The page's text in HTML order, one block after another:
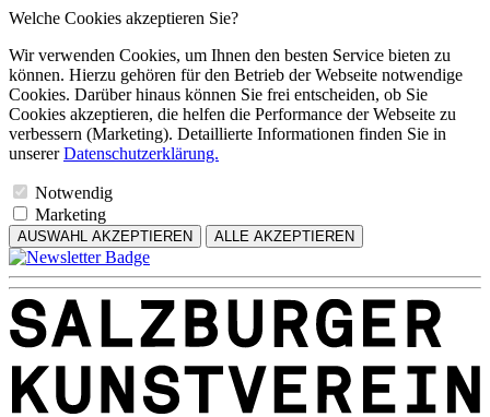
Welche Cookies akzeptieren Sie?
Wir verwenden Cookies, um Ihnen den besten Service bieten zu
können. Hierzu gehören für den Betrieb der Webseite notwendige
Cookies. Darüber hinaus können Sie frei entscheiden, ob Sie
Cookies akzeptieren, die helfen die Performance der Webseite zu
verbessern (Marketing). Detaillierte Informationen finden Sie in
unsererDatenschutzerklärung.
Notwendig
Marketing
AUSWAHL AKZEPTIEREN ALLE AKZEPTIEREN